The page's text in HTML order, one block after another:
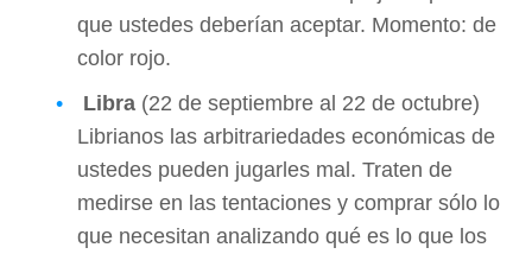
que ustedes deberían aceptar. Momento: de
color rojo.
Libra (22 de septiembre al 22 de octubre)
Librianos las arbitrariedades económicas de
ustedes pueden jugarles mal. Traten de
medirse en las tentaciones y comprar sólo lo
que necesitan analizando qué es lo que los